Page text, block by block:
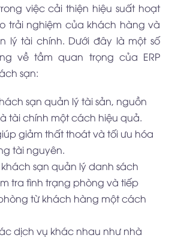
việc cải thiện hiệu suất hoạt
trải nghiệm của khách hàng và
lý tài chính. Dưới đây là một số
về tầm quan trọng của ERP
sạn:
sạn quản lý tài sản, nguồn
tài chính một cách hiệu quả.
giảm thất thoát và tối ưu hóa
tài nguyên.
sạn quản lý danh sách
tra tình trạng phòng và tiếp
từ khách hàng một cách
dịch vụ khác nhau như nhà